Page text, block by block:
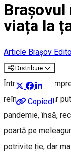
Brașovul
viața la
Article Brașov
Distribuie
Copied!
Într-o toamnă
reîncărcare s-ar
pandemie, însă,
poartă pe
potrivite ție, dar